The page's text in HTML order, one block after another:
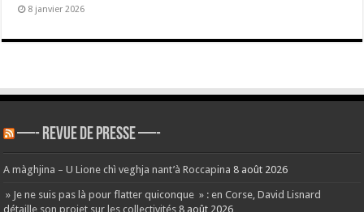
8 janvier 2026
—- REVUE DE PRESSE —-
A màghjina – U Lione chì veghja nant’à Roccapina 8 août 2026
» Je ne suis pas là pour flatter quiconque » : en Corse, David Lisnard
détaille son projet sur les collectivités 8 août 2026